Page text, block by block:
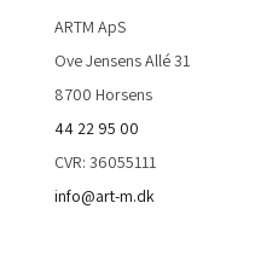
ARTM ApS
Ove Jensens Allé 31
8700 Horsens
44 22 95 00
CVR: 36055111
info@art-m.dk